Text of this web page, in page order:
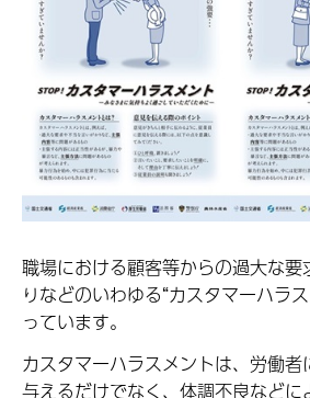
職場における顧客等からの過大な要
りなどのいわゆる“カスタマーハラ
っています。
カスタマーハラスメントは、労働
与えるだけでなく、体調不良などに